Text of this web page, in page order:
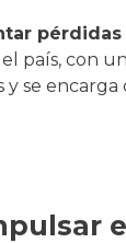
país, con
se encarga